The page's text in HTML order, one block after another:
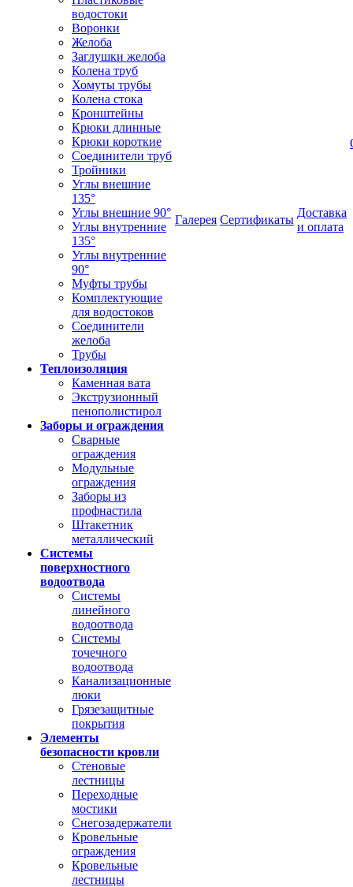
водостоки
Воронки
Желоба
Заглушки желоба
Колена труб
Хомуты трубы
Колена стока
Кронштейны
Крюки длинные
Крюки короткие
Соединители труб
Тройники
Углы внешние
135°
Углы внешние 90°
Углы внутренние
135°
Углы внутренние
90°
Муфты трубы
Комплектующие
для водостоков
Соединители
желоба
Трубы
Теплоизоляция
Каменная вата
Экструзионный
пенополистирол
Заборы и ограждения
Сварные
ограждения
Модульные
ограждения
Заборы из
профнастила
Штакетник
металлический
Системы
поверхностного
водоотвода
Системы
линейного
водоотвода
Системы
точечного
водоотвода
Канализационные
люки
Грязезащитные
покрытия
Элементы
безопасности кровли
Стеновые
лестницы
Переходные
мостики
Снегозадержатели
Кровельные
ограждения
Кровельные
лестницы
Галерея Сертификаты
Доставка
и оплата